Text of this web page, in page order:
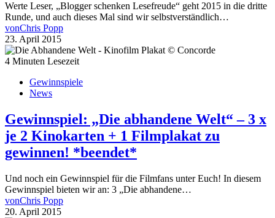
Werte Leser, „Blogger schenken Lesefreude“ geht 2015 in die dritte
Runde, und auch dieses Mal sind wir selbstverständlich…
vonChris Popp
23. April 2015
4 Minuten Lesezeit
Gewinnspiele
News
Gewinnspiel: „Die abhandene Welt“ – 3 x
je 2 Kinokarten + 1 Filmplakat zu
gewinnen! *beendet*
Und noch ein Gewinnspiel für die Filmfans unter Euch! In diesem
Gewinnspiel bieten wir an: 3 „Die abhandene…
vonChris Popp
20. April 2015